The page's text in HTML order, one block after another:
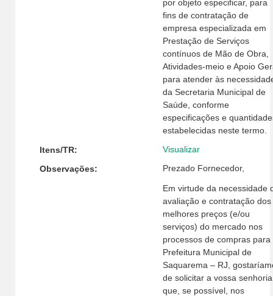
por objeto especificar, para
fins de contratação de
empresa especializada em
Prestação de Serviços
contínuos de Mão de Obra,
Atividades-meio e Apoio
para atender às
da Secretaria Municipal de
Saúde, conforme
especificações e
estabelecidas neste termo.
Itens/TR: Visualizar
Observações: Prezado Fornecedor,
Em virtude da necessidade
avaliação e contratação dos
melhores preços (e/ou
serviços) do mercado nos
processos de compras para
Prefeitura Municipal de
Saquarema – RJ,
de solicitar a vossa senhoria
que, se possível, nos